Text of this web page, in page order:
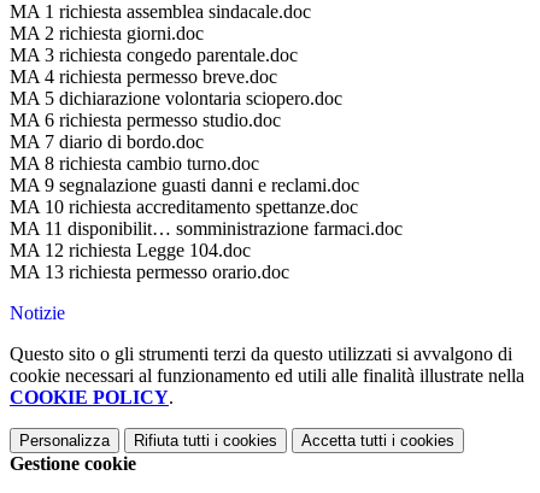
MA 1 richiesta assemblea sindacale.doc
MA 2 richiesta giorni.doc
MA 3 richiesta congedo parentale.doc
MA 4 richiesta permesso breve.doc
MA 5 dichiarazione volontaria sciopero.doc
MA 6 richiesta permesso studio.doc
MA 7 diario di bordo.doc
MA 8 richiesta cambio turno.doc
MA 9 segnalazione guasti danni e reclami.doc
MA 10 richiesta accreditamento spettanze.doc
MA 11 disponibilit… somministrazione farmaci.doc
MA 12 richiesta Legge 104.doc
MA 13 richiesta permesso orario.doc
Notizie
Questo sito o gli strumenti terzi da questo utilizzati si avvalgono di
cookie necessari al funzionamento ed utili alle finalità illustrate nella
COOKIE POLICY.
Personalizza Rifiuta tutti i cookies Accetta tutti i cookies
Gestione cookie